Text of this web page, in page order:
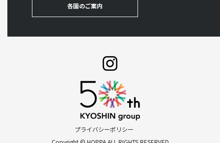
各園のご案内
プライバシーポリシー